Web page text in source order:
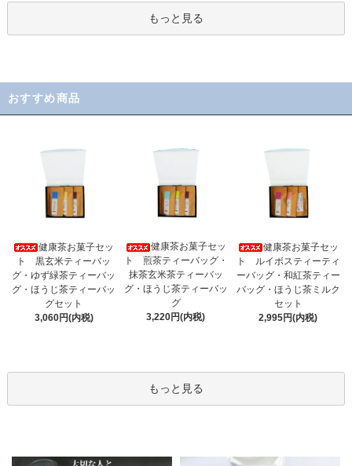
もっと見る
おすすめ商品
健康茶お菓子セッ
ト 黒玄米ティーバッ
グ・ゆず緑茶ティーバッ
グ・ほうじ茶ティーバッ
グセット
3,060円(内税)
健康茶お菓子セッ
ト 煎茶ティーバッグ・
抹茶玄米茶ティーバッ
グ・ほうじ茶ティーバッ
グ
3,220円(内税)
健康茶お菓子セッ
ト ルイボスティーティ
ーバッグ・和紅茶ティー
バッグ・ほうじ茶ミルク
セット
2,995円(内税)
もっと見る